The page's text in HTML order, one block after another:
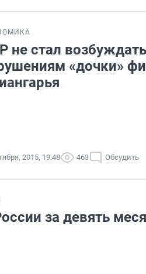
не стал
«дочки»
2015, 19:48 463 Обсудить
за девять